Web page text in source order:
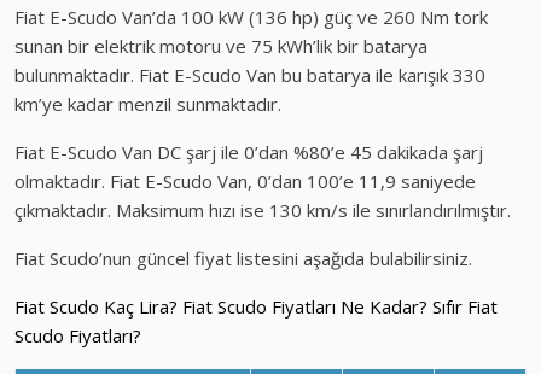
Fiat E-Scudo Van’da 100 kW (136 hp) güç ve 260 Nm tork
sunan bir elektrik motoru ve 75 kWh’lik bir batarya
bulunmaktadır. Fiat E-Scudo Van bu batarya ile karışık 330
km’ye kadar menzil sunmaktadır.
Fiat E-Scudo Van DC şarj ile 0’dan %80’e 45 dakikada şarj
olmaktadır. Fiat E-Scudo Van, 0’dan 100’e 11,9 saniyede
çıkmaktadır. Maksimum hızı ise 130 km/s ile sınırlandırılmıştır.
Fiat Scudo’nun güncel fiyat listesini aşağıda bulabilirsiniz.
Fiat Scudo Kaç Lira? Fiat Scudo Fiyatları Ne Kadar? Sıfır Fiat
Scudo Fiyatları?